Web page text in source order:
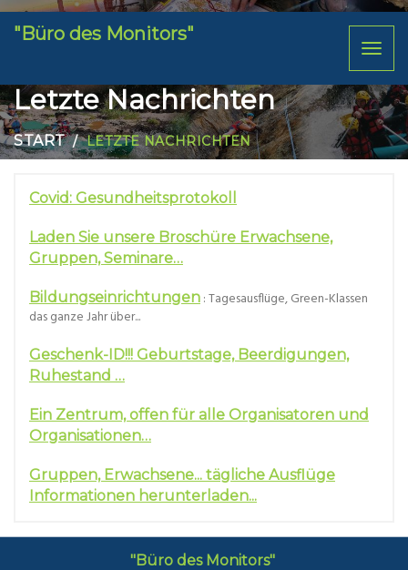
"Büro des Monitors"
Letzte Nachrichten
START LETZTE NACHRICHTEN
Covid: Gesundheitsprotokoll
Laden Sie unsere Broschüre Erwachsene,
Gruppen, Seminare…
Bildungseinrichtungen : Tagesausflüge, Green-Klassen
das ganze Jahr über...
Geschenk-ID!!! Geburtstage, Beerdigungen,
Ruhestand …
Ein Zentrum, offen für alle Organisatoren und
Organisationen…
Gruppen, Erwachsene... tägliche Ausflüge
Informationen herunterladen...
"Büro des Monitors"